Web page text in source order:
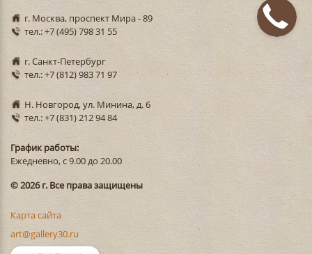
г. Москва, проспект Мира - 89
тел.: +7 (495) 798 31 55
г. Санкт-Петербург
тел.: +7 (812) 983 71 97
Н. Новгород, ул. Минина, д. 6
тел.: +7 (831) 212 94 84
График работы:
Ежедневно, с 9.00 до 20.00
© 2026 г. Все права защищены
Карта сайта
art@gallery30.ru